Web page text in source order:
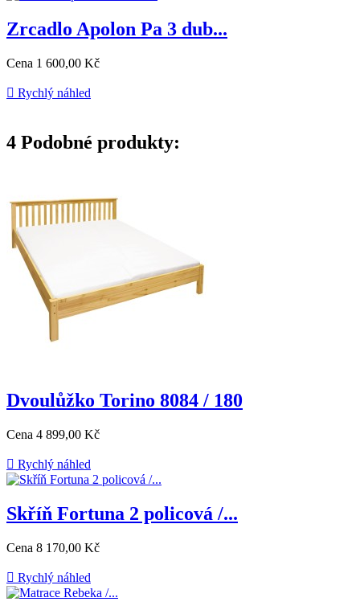
Zrcadlo Apolon Pa 3 dub...
Cena 1 600,00 Kč
 Rychlý náhled
4 Podobné produkty:
Dvoulůžko Torino 8084 / 180
Cena 4 899,00 Kč
 Rychlý náhled
Skříň Fortuna 2 policová /...
Cena 8 170,00 Kč
 Rychlý náhled